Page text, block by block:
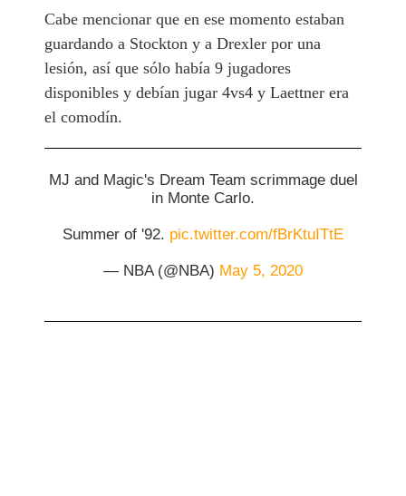
Cabe mencionar que en ese momento estaban
guardando a Stockton y a Drexler por una
lesión, así que sólo había 9 jugadores
disponibles y debían jugar 4vs4 y Laettner era
el comodín.
MJ and Magic's Dream Team scrimmage duel
in Monte Carlo.
Summer of '92. pic.twitter.com/fBrKtuITtE
— NBA (@NBA) May 5, 2020